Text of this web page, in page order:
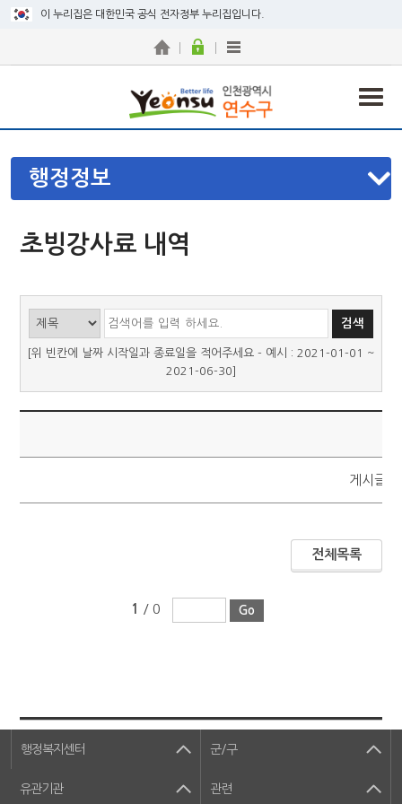
이 누리집은 대한민국 공식 전자정부 누리집입니다.
행정정보
초빙강사료 내역
[위 빈칸에 날짜 시작일과 종료일을 적어주세요 - 예시 : 2021-01-01 ~
2021-06-30]
게시글
전체목록
1 / 0
행정복지센터 군/구
유관기관 관련